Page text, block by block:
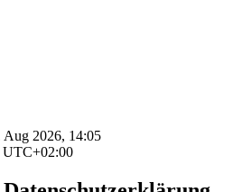
2026, 14:05
UTC+02:00